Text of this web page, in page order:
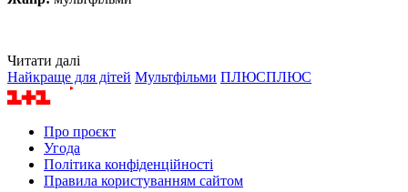
Читати далі
Найкраще для дітей Мультфільми ПЛЮСПЛЮС
Про проєкт
Угода
Політика конфіденційності
Правила користуванням сайтом